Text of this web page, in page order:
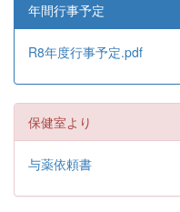
年間行事予定
R8年度行事予定.pdf
保健室より
与薬依頼書